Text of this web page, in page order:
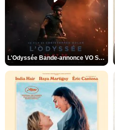
L'Odyssée Bande-annonce VO STFR